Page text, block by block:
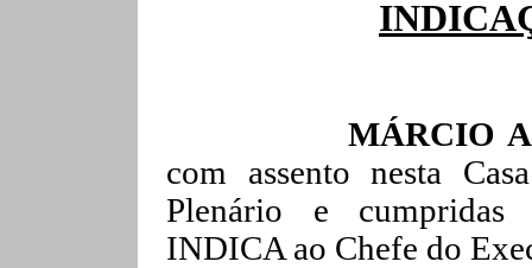
MÁRCIO
com assento nesta
Plenário e
INDICA ao Chefe do